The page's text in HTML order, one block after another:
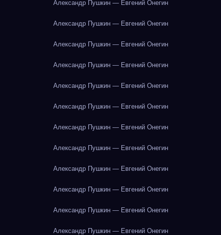
Александр Пушкин — Евгений Онегин
Александр Пушкин — Евгений Онегин
Александр Пушкин — Евгений Онегин
Александр Пушкин — Евгений Онегин
Александр Пушкин — Евгений Онегин
Александр Пушкин — Евгений Онегин
Александр Пушкин — Евгений Онегин
Александр Пушкин — Евгений Онегин
Александр Пушкин — Евгений Онегин
Александр Пушкин — Евгений Онегин
Александр Пушкин — Евгений Онегин
Александр Пушкин — Евгений Онегин